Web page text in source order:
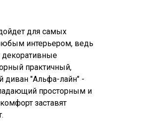
для самых
интерьером, ведь
декоративные
практичный,
диван "Альфа-лайн" -
просторным и
заставят